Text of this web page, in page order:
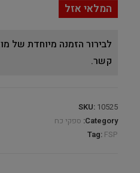
המלאי אזל
לבירור הזמנה מיוחדת של
קשר.
SKU: 10525
Category: ספקי כח
Tag: FSP